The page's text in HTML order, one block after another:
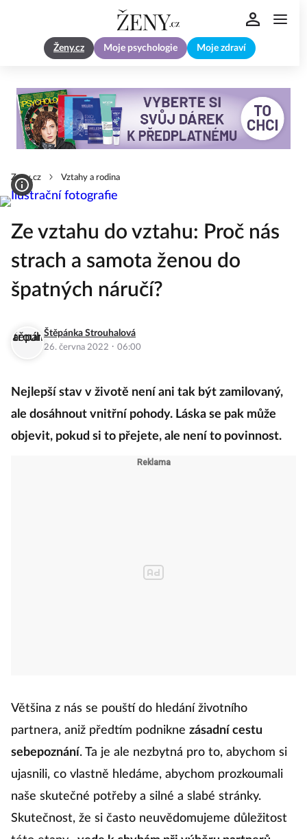
Ženy.cz Moje psychologie Moje zdraví
Zeny.cz Vztahy a rodina
Ze vztahu do vztahu: Proč nás
strach a samota ženou do
špatných náručí?
Štěpánka Strouhalová
26. června 2022 · 06:00
Nejlepší stav v životě není ani tak být zamilovaný,
ale dosáhnout vnitřní pohody. Láska se pak může
objevit, pokud si to přejete, ale není to povinnost.
Většina z nás se pouští do hledání životního
partnera, aniž předtím podnikne zásadní cestu
sebepoznání. Ta je ale nezbytná pro to, abychom si
ujasnili, co vlastně hledáme, abychom prozkoumali
naše skutečné potřeby a silné a slabé stránky.
Skutečnost, že si často neuvědomujeme důležitost